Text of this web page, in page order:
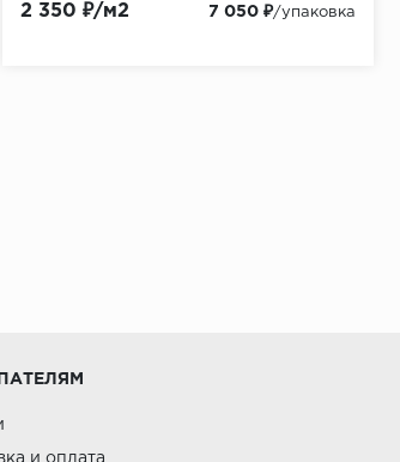
2 350 ₽/м2 7 050 ₽/упаковка
и оплата